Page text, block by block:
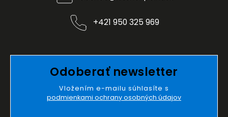
+421 950 325 969
Odoberať newsletter
Vložením e-mailu súhlasíte s
podmienkami ochrany osobných údajov